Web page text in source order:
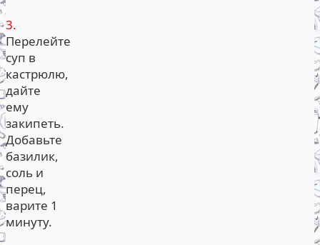
3.
Перелейте
суп в
кастрюлю,
дайте
ему
закипеть.
Добавьте
базилик,
соль и
перец,
варите 1
минуту.